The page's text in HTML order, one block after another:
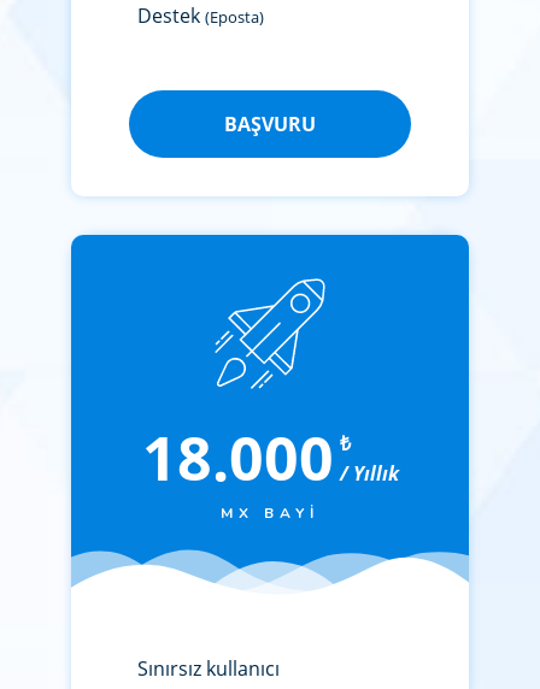
Destek (Eposta)
BAŞVURU
18.000 ₺
/ Yıllık
MX BAYI
Sınırsız kullanıcı